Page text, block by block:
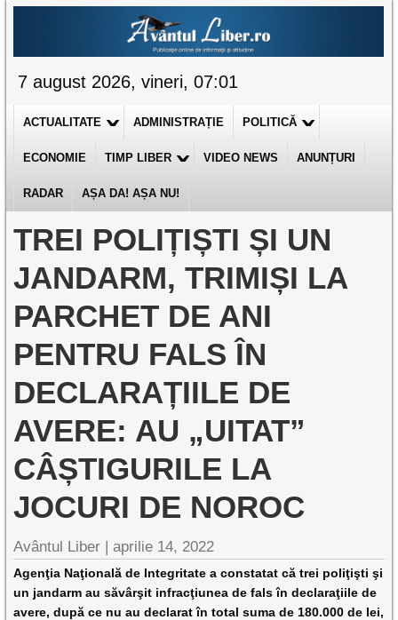
7 august 2026, vineri, 07:01
ACTUALITATE ADMINISTRAȚIE POLITICĂ
ECONOMIE TIMP LIBER VIDEO NEWS ANUNȚURI
RADAR AȘA DA! AȘA NU!
TREI POLIȚIȘTI ȘI UN
JANDARM, TRIMIȘI LA
PARCHET DE ANI
PENTRU FALS ÎN
DECLARAȚIILE DE
AVERE: AU „UITAT”
CÂȘTIGURILE LA
JOCURI DE NOROC
Avântul Liber |aprilie 14, 2022
Agenţia Naţională de Integritate a constatat că trei poliţişti şi
un jandarm au săvârşit infracţiunea de fals în declaraţiile de
avere, după ce nu au declarat în total suma de 180.000 de lei,